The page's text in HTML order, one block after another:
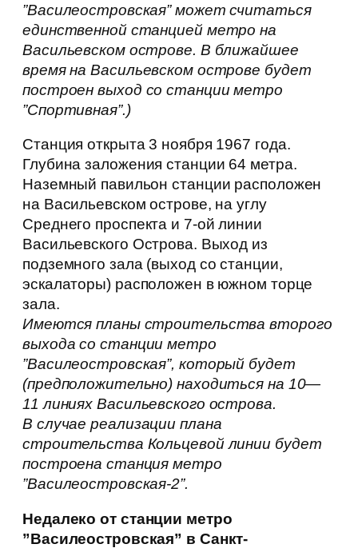
”Василеостровская” может считаться
единственной станцией метро на
Васильевском острове. В ближайшее
время на Васильевском острове будет
построен выход со станции метро
”Спортивная”.)
Станция открыта 3 ноября 1967 года.
Глубина заложения станции 64 метра.
Наземный павильон станции расположен
на Васильевском острове, на углу
Среднего проспекта и 7-ой линии
Васильевского Острова. Выход из
подземного зала (выход со станции,
эскалаторы) расположен в южном торце
зала.
Имеются планы строительства второго
выхода со станции метро
”Василеостровская”, который будет
(предположительно) находиться на 10—
11 линиях Васильевского острова.
В случае реализации плана
строительства Кольцевой линии будет
построена станция метро
”Василеостровская-2”.
Недалеко от станции метро
”Василеостровская” в Санкт-